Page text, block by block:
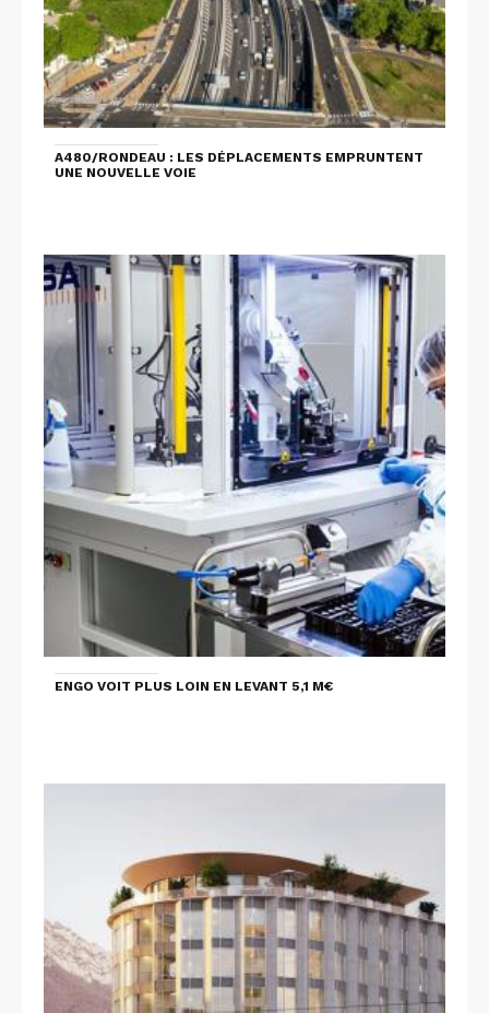
A480/RONDEAU : LES DÉPLACEMENTS EMPRUNTENT
UNE NOUVELLE VOIE
ENGO VOIT PLUS LOIN EN LEVANT 5,1 M€